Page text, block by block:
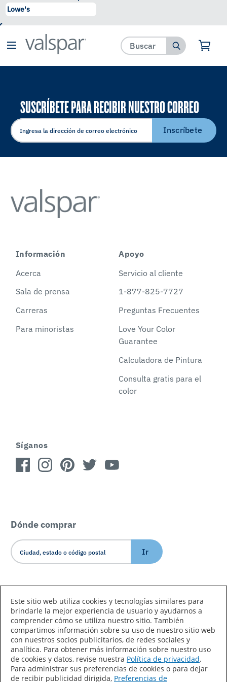
se ha agregado a favoritos.
SUSCRÍBETE PARA RECIBIR NUESTRO CORREO
ELECTRÓNICO
Inscríbete
Información
Acerca
Sala de prensa
Carreras
Para minoristas
Apoyo
Servicio al cliente
1-877-825-7727
Preguntas Frecuentes
Love Your Color
Guarantee
Calculadora de Pintura
Consulta gratis para el
color
Síganos
Dónde comprar
Ir
Declaración de accesibilidad
Mapa del sitio
Términos de uso
Privacidad
Este sitio web utiliza cookies y tecnologías similares para
brindarle la mejor experiencia de usuario y ayudarnos a
comprender cómo se utiliza nuestro sitio. También
compartimos información sobre su uso de nuestro sitio web
con nuestros socios publicitarios, de redes sociales y
analítica. Para obtener más información sobre nuestro uso
de cookies y datos, revise nuestra Política de privacidad.
Para administrar sus preferencias de cookies o para dejar
de recibir publicidad dirigida, Preferencias de